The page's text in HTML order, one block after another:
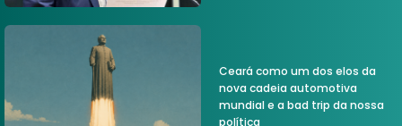
Ceará como um dos elos da
nova cadeia automotiva
mundial e a bad trip da nossa
política